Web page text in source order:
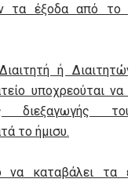
τα έξοδα από το
ή
υποχρεούται να
διεξαγωγής
το ήμισυ.
να καταβάλει τα